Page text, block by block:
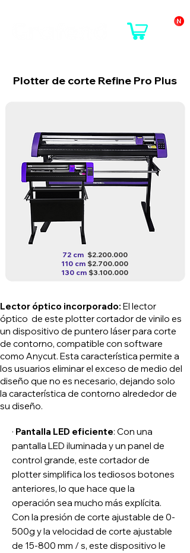
Plotter de corte Refine Pro Plus
72 cm $2.200.000
110 cm $2.700.000
130 cm $3.100.000
Lector óptico incorporado: El lector
óptico de este plotter cortador de vinilo es
un dispositivo de puntero láser para corte
de contorno, compatible con software
como Anycut. Esta característica permite a
los usuarios eliminar el exceso de medio del
diseño que no es necesario, dejando solo
la característica de contorno alrededor de
su diseño.
· Pantalla LED eficiente: Con una
pantalla LED iluminada y un panel de
control grande, este cortador de
plotter simplifica los tediosos botones
anteriores, lo que hace que la
operación sea mucho más explícita.
Con la presión de corte ajustable de 0-
500g y la velocidad de corte ajustable
de 15-800 mm / s, este dispositivo le